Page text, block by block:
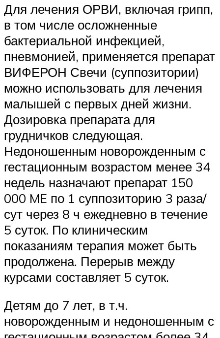
Для лечения ОРВИ, включая грипп,
в том числе осложненные
бактериальной инфекцией,
пневмонией, применяется препарат
ВИФЕРОН Свечи (суппозитории)
можно использовать для лечения
малышей с первых дней жизни.
Дозировка препарата для
грудничков следующая.
Недоношенным новорожденным с
гестационным возрастом менее 34
недель назначают препарат 150
000 ME по 1 суппозиторию 3 раза/
сут через 8 ч ежедневно в течение
5 суток. По клиническим
показаниям терапия может быть
продолжена. Перерыв между
курсами составляет 5 суток.
Детям до 7 лет, в т.ч.
новорожденным и недоношенным с